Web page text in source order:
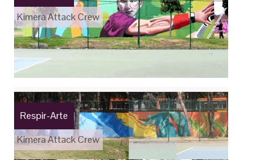
Kimera Attack Crew
Respir-Arte
Kimera Attack Crew